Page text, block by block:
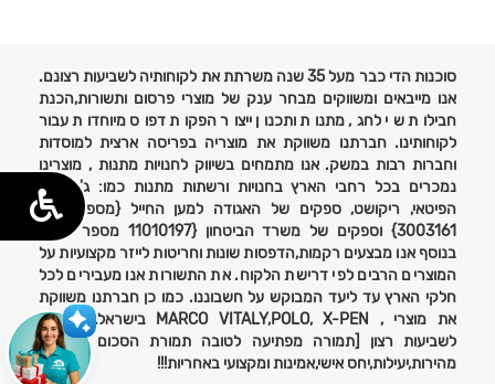
סוכנות הדי כבר מעל 35 שנה משרתת את לקוחותיה לשביעות רצונם.
אנו מייבאים ומשווקים מבחר ענק של מוצרי פרסום ותשורות,הכנת
חבילות שי לחג, מתנות ותכנון ייצור הפקות דפוס מיוחדות עבור
לקוחותינו. חברתנו משווקת את מוצריה בפריסה ארצית למוסדות
וחברות רבות במשק. אנו מתמחים בשיווק לחנויות מתנות , מוצרינו
נמכרים בכל רחבי הארץ בחנויות ורשתות מתנות כמו: ג'נטלמן,
הפיטאי, ריקושט, ספקים של האגודה למען החייל {מספר ספק
3003161} וספקים של משרד הביטחון {11010197 מספר ספק}
בנוסף אנו מבצעים רקמות,הדפסות שונות וחריטות לייזר מקצועיות על
המוצרים הרבים לפי דרישת הלקוח. את התשורות אנו מעבירים לכל
חלקי הארץ עד ליעד המבוקש על חשבוננו. כמו כן חברתנו משווקת
את מוצרי , MARCO VITALY,POLO, X-PEN בישראל. אחריות
לשביעות רצון [תמורה מפתיעה לטובה תמורת הסכום ששולם}
מהירות,יעילות,יחס אישי,אמינות ומקצועי באחריות!!!